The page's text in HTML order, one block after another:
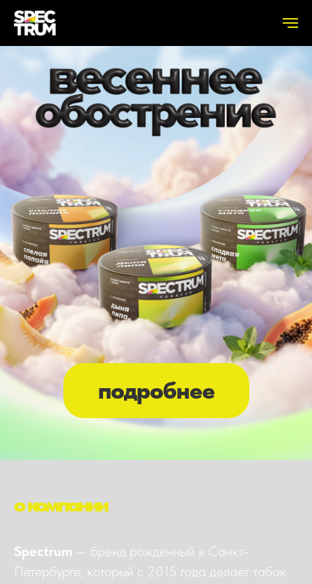
подробнее
о компании
Spectrum — бренд рожденный в Санкт-
Петербурге, который с 2015 года делает табак